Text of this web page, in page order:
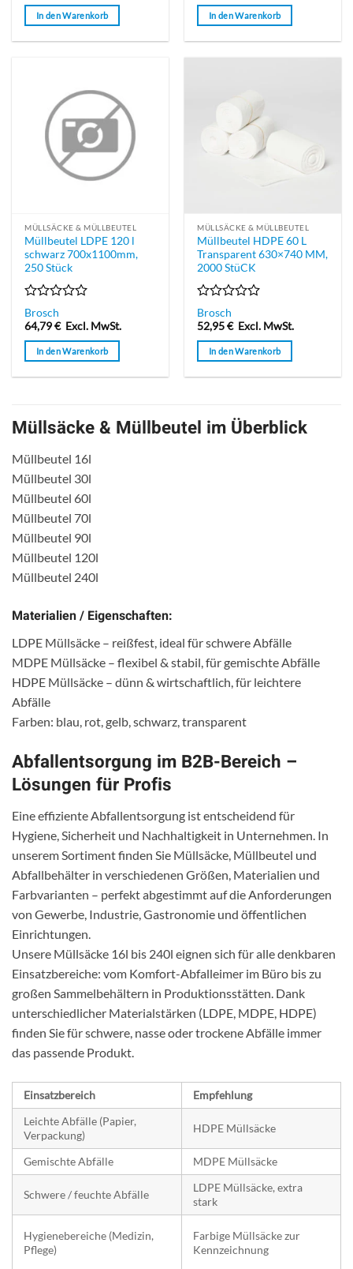
von
5
In den Warenkorb
von
5
In den Warenkorb
MÜLLSÄCKE & MÜLLBEUTEL
Müllbeutel LDPE 120 l
schwarz 700x1100mm,
250 Stück
Bewertet
mit
0
von
5
Brosch
64,79€ Excl. MwSt.
In den Warenkorb
MÜLLSÄCKE & MÜLLBEUTEL
Müllbeutel HDPE 60 L
Transparent 630×740 MM,
2000 StüCK
Bewertet
mit
0
von
5
Brosch
52,95€ Excl. MwSt.
In den Warenkorb
Müllsäcke & Müllbeutel im Überblick
Müllbeutel 16l
Müllbeutel 30l
Müllbeutel 60l
Müllbeutel 70l
Müllbeutel 90l
Müllbeutel 120l
Müllbeutel 240l
Materialien / Eigenschaften:
LDPE Müllsäcke – reißfest, ideal für schwere Abfälle
MDPE Müllsäcke – flexibel & stabil, für gemischte Abfälle
HDPE Müllsäcke – dünn & wirtschaftlich, für leichtere
Abfälle
Farben: blau, rot, gelb, schwarz, transparent
Abfallentsorgung im B2B-Bereich –
Lösungen für Profis
Eine effiziente Abfallentsorgung ist entscheidend für
Hygiene, Sicherheit und Nachhaltigkeit in Unternehmen. In
unserem Sortiment finden Sie Müllsäcke, Müllbeutel und
Abfallbehälter in verschiedenen Größen, Materialien und
Farbvarianten – perfekt abgestimmt auf die Anforderungen
von Gewerbe, Industrie, Gastronomie und öffentlichen
Einrichtungen.
Unsere Müllsäcke 16l bis 240l eignen sich für alle denkbaren
Einsatzbereiche: vom Komfort-Abfalleimer im Büro bis zu
großen Sammelbehältern in Produktionsstätten. Dank
unterschiedlicher Materialstärken (LDPE, MDPE, HDPE)
finden Sie für schwere, nasse oder trockene Abfälle immer
das passende Produkt.
Einsatzbereich
Empfehlung
Leichte Abfälle (Papier,
Verpackung)
HDPE Müllsäcke
Gemischte Abfälle MDPE Müllsäcke
Schwere / feuchte Abfälle
LDPE Müllsäcke, extra
stark
Hygienebereiche (Medizin,
Pflege)
Farbige Müllsäcke zur
Kennzeichnung